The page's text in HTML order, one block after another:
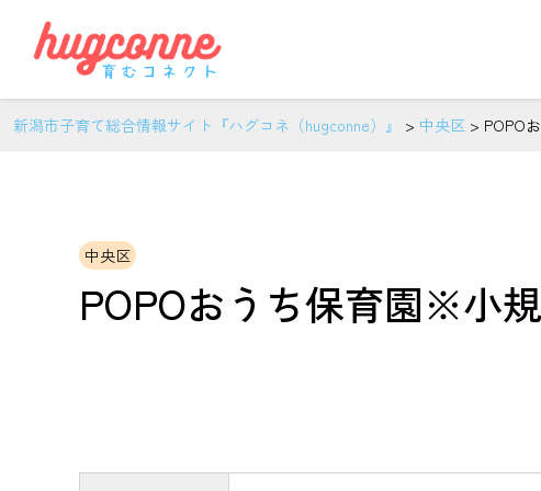
新潟市子育て総合情報サイト『ハグコネ（hugconne）』 > 中央区 > POPO
中央区
POPOおうち保育園※小